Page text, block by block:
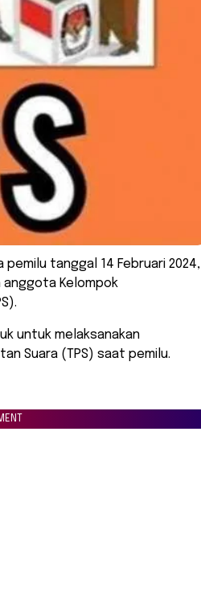
pemilu tanggal 14 Februari 2024,
anggota Kelompok
untuk melaksanakan
Suara (TPS) saat pemilu.